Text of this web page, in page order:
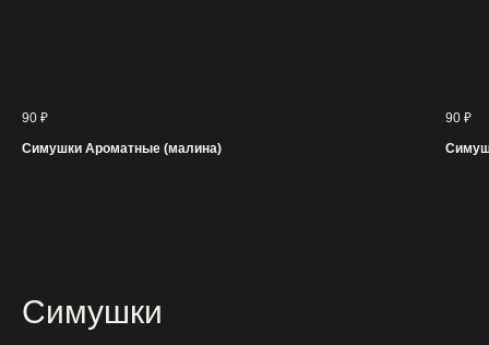
90 ₽
Симушки Ароматные (малина)
90 ₽
Симушки